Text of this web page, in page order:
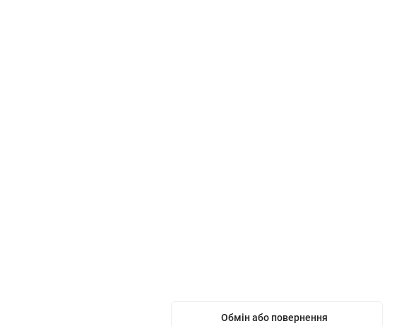
Обмін або повернення